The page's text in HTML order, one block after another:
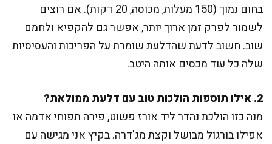
בחום נמוך (150 מעלות, מכוסה, 20 דקות). אם רוצים
לשמור לפרק זמן ארוך יותר, אפשר גם להקפיא ולחמם
שוב. חשוב לדעת שהדלעת שומרת על הפריכות והעסיסיות
שלה כל עוד מכסים אותה היטב.
2. אילו תוספות הולכות טוב עם דלעת ממולאת?
מנה כזו הולכת נהדר ליד אורז פשוט, פירה תפוחי אדמה או
אפילו בורגול מבושל וקצת מג'דרה. בקיץ אני מגישה עם